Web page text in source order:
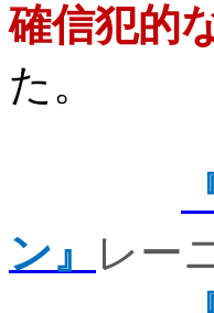
確信犯的
た。
ン』
レー